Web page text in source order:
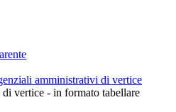
amministrativi di vertice
vertice - in formato tabellare